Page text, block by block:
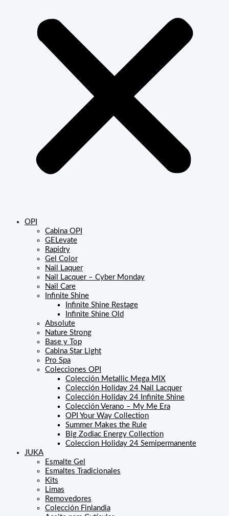
OPI
Cabina OPI
GELevate
Rapidry
Gel Color
Nail Laquer
Nail Lacquer – Cyber Monday
Nail Care
Infinite Shine
Infinite Shine Restage
Infinite Shine Old
Absolute
Nature Strong
Base y Top
Cabina Star Light
Pro Spa
Colecciones OPI
Colección Metallic Mega MIX
Colección Holiday 24 Nail Lacquer
Colección Holiday 24 Infinite Shine
Colección Verano – My Me Era
OPI Your Way Collection
Summer Makes the Rule
Big Zodiac Energy Collection
Coleccion Holiday 24 Semipermanente
JUKA
Esmalte Gel
Esmaltes Tradicionales
Kits
Limas
Removedores
Colección Finlandia